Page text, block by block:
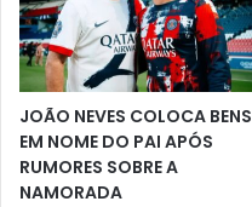
JOÃO NEVES COLOCA BENS
EM NOME DO PAI APÓS
RUMORES SOBRE A
NAMORADA